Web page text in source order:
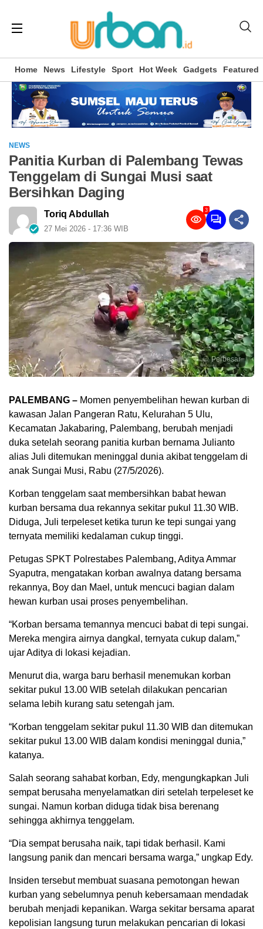
Home News Lifestyle Sport Hot Week Gadgets Featured
NEWS
Panitia Kurban di Palembang Tewas
Tenggelam di Sungai Musi saat
Bersihkan Daging
Toriq Abdullah
27 Mei 2026 - 17:36 WIB
3
Perbesar
PALEMBANG – Momen penyembelihan hewan kurban di
kawasan Jalan Pangeran Ratu, Kelurahan 5 Ulu,
Kecamatan Jakabaring, Palembang, berubah menjadi
duka setelah seorang panitia kurban bernama Julianto
alias Juli ditemukan meninggal dunia akibat tenggelam di
anak Sungai Musi, Rabu (27/5/2026).
Korban tenggelam saat membersihkan babat hewan
kurban bersama dua rekannya sekitar pukul 11.30 WIB.
Diduga, Juli terpeleset ketika turun ke tepi sungai yang
ternyata memiliki kedalaman cukup tinggi.
Petugas SPKT Polrestabes Palembang, Aditya Ammar
Syaputra, mengatakan korban awalnya datang bersama
rekannya, Boy dan Mael, untuk mencuci bagian dalam
hewan kurban usai proses penyembelihan.
“Korban bersama temannya mencuci babat di tepi sungai.
Mereka mengira airnya dangkal, ternyata cukup dalam,”
ujar Aditya di lokasi kejadian.
Menurut dia, warga baru berhasil menemukan korban
sekitar pukul 13.00 WIB setelah dilakukan pencarian
selama lebih kurang satu setengah jam.
“Korban tenggelam sekitar pukul 11.30 WIB dan ditemukan
sekitar pukul 13.00 WIB dalam kondisi meninggal dunia,”
katanya.
Salah seorang sahabat korban, Edy, mengungkapkan Juli
sempat berusaha menyelamatkan diri setelah terpeleset ke
sungai. Namun korban diduga tidak bisa berenang
sehingga akhirnya tenggelam.
“Dia sempat berusaha naik, tapi tidak berhasil. Kami
langsung panik dan mencari bersama warga,” ungkap Edy.
Insiden tersebut membuat suasana pemotongan hewan
kurban yang sebelumnya penuh kebersamaan mendadak
berubah menjadi kepanikan. Warga sekitar bersama aparat
kepolisian langsung turun melakukan pencarian di lokasi